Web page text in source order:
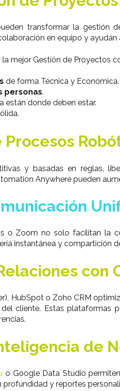
transformar la gestión
en equipo y
la mejor Gestión de Proyectos
de forma Técnica y Económica.
personas.
están donde deben estar.
y basadas en reglas,
Anywhere pueden
o Zoom no solo facilitan la
instantánea y compartición
con
HubSpot o Zoho CRM
cliente. Estas
de
o Google Data Studio
profundidad y reportes